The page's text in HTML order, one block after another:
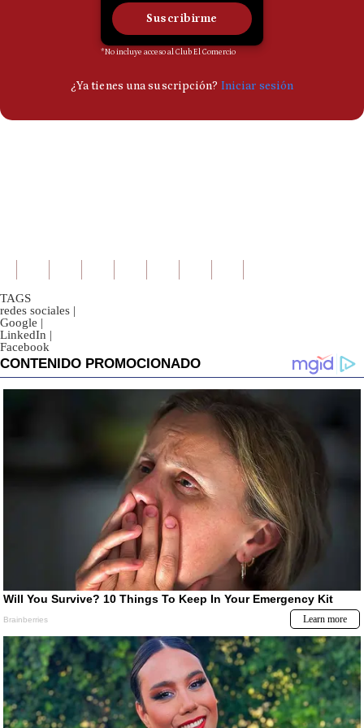
TAGS
redes sociales |
Google |
LinkedIn |
Facebook